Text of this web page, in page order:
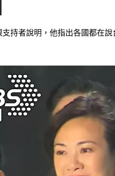
持者說明，他指出各國都在